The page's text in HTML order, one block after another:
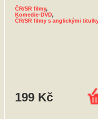
ČR/SR filmy,
Komedie-DVD,
ČR/SR filmy s anglickými
199 Kč